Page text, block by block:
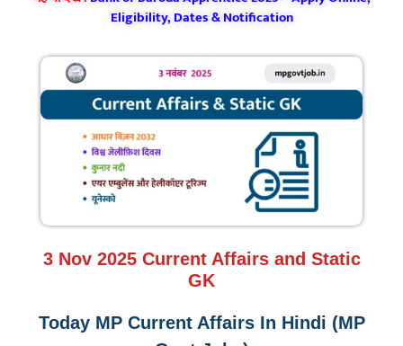
Eligibility, Dates & Notification
3 Nov 2025 Current Affairs and Static
GK
Today MP Current Affairs In Hindi (MP